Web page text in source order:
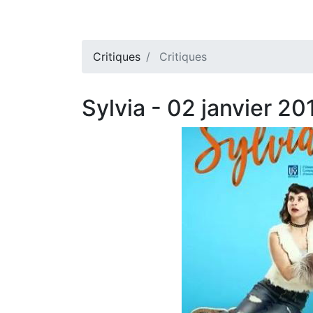
Critiques Critiques
Sylvia - 02 janvier